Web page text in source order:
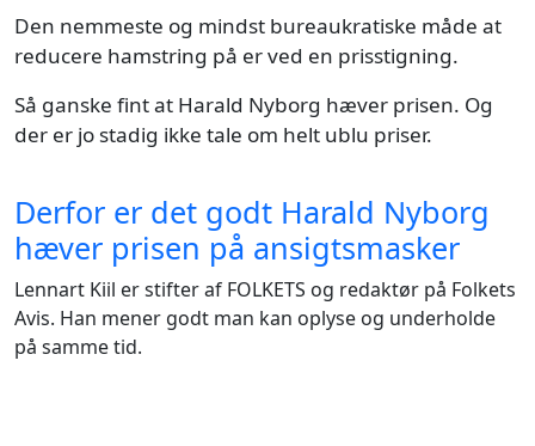
Den nemmeste og mindst bureaukratiske måde at
reducere hamstring på er ved en prisstigning.
Så ganske fint at Harald Nyborg hæver prisen. Og
der er jo stadig ikke tale om helt ublu priser.
Derfor er det godt Harald Nyborg
hæver prisen på ansigtsmasker
Lennart Kiil er stifter af FOLKETS og redaktør på Folkets
Avis. Han mener godt man kan oplyse og underholde
på samme tid.